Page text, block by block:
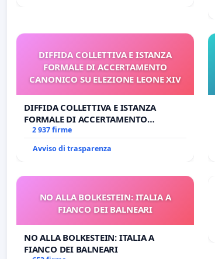
DIFFIDA COLLETTIVA E ISTANZA
FORMALE DI ACCERTAMENTO
CANONICO SU ELEZIONE LEONE XIV
DIFFIDA COLLETTIVA E ISTANZA
FORMALE DI ACCERTAMENTO
CANONICO SU ELEZIONE LEONE XIV
2 937 firme
Avviso di trasparenza
NO ALLA BOLKESTEIN: ITALIA A
FIANCO DEI BALNEARI
NO ALLA BOLKESTEIN: ITALIA A
FIANCO DEI BALNEARI